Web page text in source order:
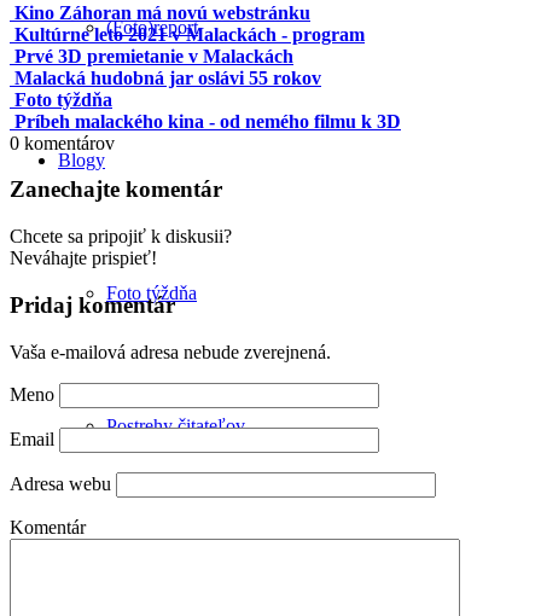
(Foto)report
Blogy
Foto týždňa
Postrehy čitateľov
Kino Záhoran má novú webstránku
Kultúrne leto 2021 v Malackách - program
Prvé 3D premietanie v Malackách
Malacká hudobná jar oslávi 55 rokov
Foto týždňa
Príbeh malackého kina - od nemého filmu k 3D
0 komentárov
Zanechajte komentár
Chcete sa pripojiť k diskusii?
Neváhajte prispieť!
Pridaj komentár
Vaša e-mailová adresa nebude zverejnená.
Meno
Email
Adresa webu
Komentár